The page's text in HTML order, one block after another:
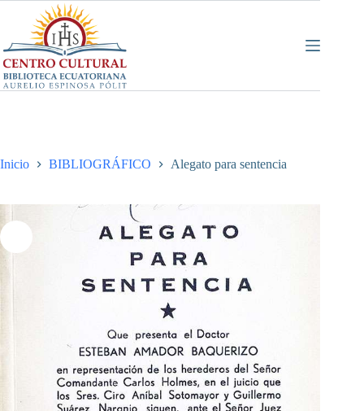
contenido
Inicio BIBLIOGRÁFICO Alegato para sentencia